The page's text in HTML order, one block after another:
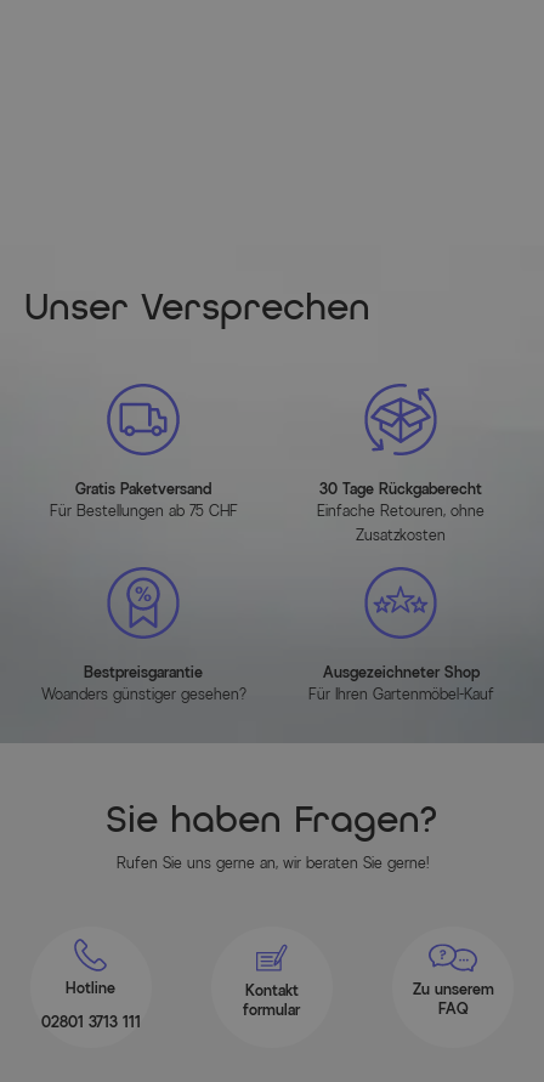
Höhe (cm) 92.000000
Herstellerinformationen
MEHR INFOS HIER
Unser Versprechen
Gratis Paketversand
Für Bestellungen ab 75 CHF
30 Tage Rückgaberecht
Einfache Retouren, ohne
Zusatzkosten
Bestpreisgarantie
Woanders günstiger gesehen?
Ausgezeichneter Shop
Für Ihren Gartenmöbel-Kauf
Sie haben Fragen?
Rufen Sie uns gerne an, wir beraten Sie gerne!
Hotline
02801 3713 111
Kontakt
formular
Zu unserem
FAQ